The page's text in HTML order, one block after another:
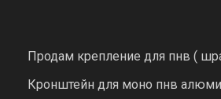
Продам крепление для пнв (
Кронштейн для моно пнв